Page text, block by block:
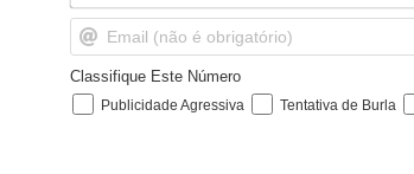
Classifique Este Número
Publicidade Agressiva Tentativa de Burla